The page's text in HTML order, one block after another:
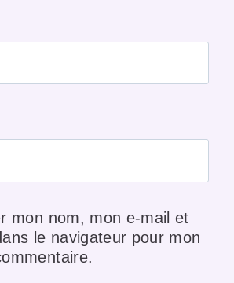
mon nom, mon e-mail et
le navigateur pour mon